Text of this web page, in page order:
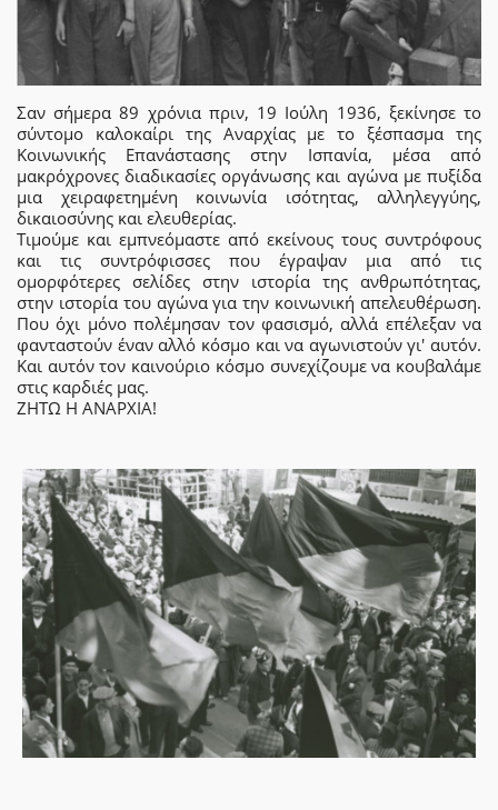
Σαν σήμερα 89 χρόνια πριν, 19 Ιούλη 1936, ξεκίνησε το
σύντομο καλοκαίρι της Αναρχίας με το ξέσπασμα της
Κοινωνικής Επανάστασης στην Ισπανία, μέσα από
μακρόχρονες διαδικασίες οργάνωσης και αγώνα με πυξίδα
μια χειραφετημένη κοινωνία ισότητας, αλληλεγγύης,
δικαιοσύνης και ελευθερίας.
Τιμούμε και εμπνεόμαστε από εκείνους τους συντρόφους
και τις συντρόφισσες που έγραψαν μια από τις
ομορφότερες σελίδες στην ιστορία της ανθρωπότητας,
στην ιστορία του αγώνα για την κοινωνική απελευθέρωση.
Που όχι μόνο πολέμησαν τον φασισμό, αλλά επέλεξαν να
φανταστούν έναν αλλό κόσμο και να αγωνιστούν γι' αυτόν.
Και αυτόν τον καινούριο κόσμο συνεχίζουμε να κουβαλάμε
στις καρδιές μας.
ΖΗΤΩ Η ΑΝΑΡΧΙΑ!